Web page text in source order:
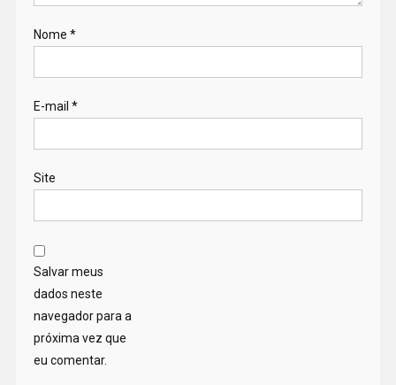
Nome *
E-mail *
Site
Salvar meus
dados neste
navegador para a
próxima vez que
eu comentar.